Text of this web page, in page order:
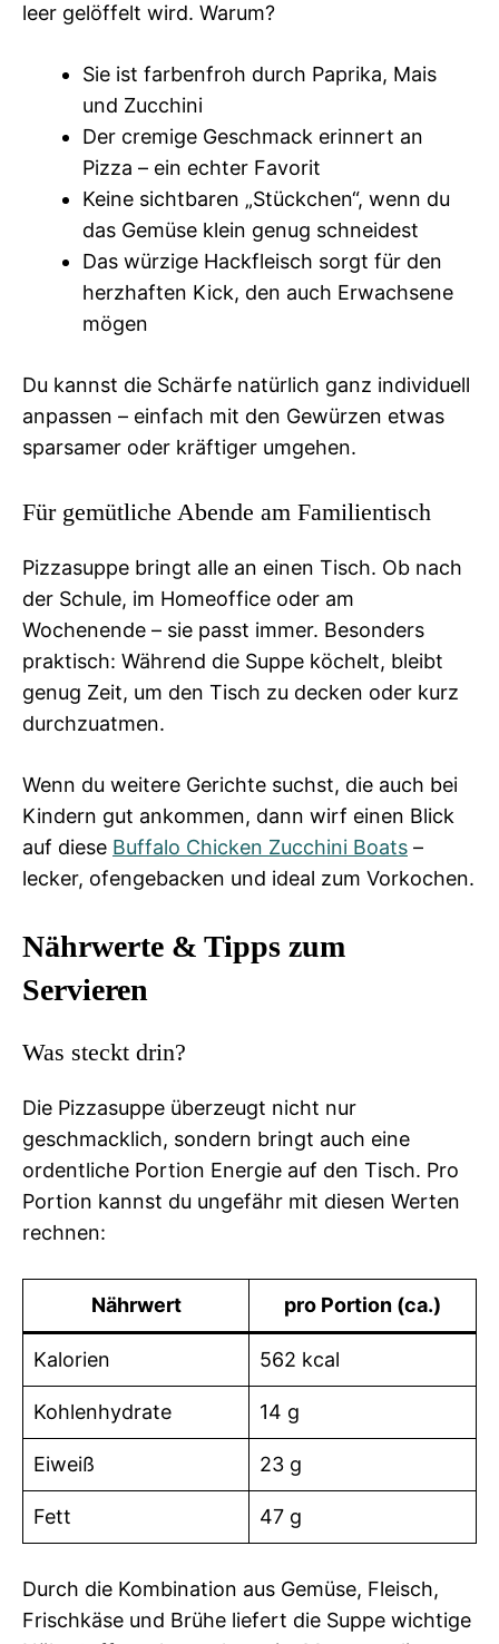
leer gelöffelt wird. Warum?
Sie ist farbenfroh durch Paprika, Mais
und Zucchini
Der cremige Geschmack erinnert an
Pizza – ein echter Favorit
Keine sichtbaren „Stückchen“, wenn du
das Gemüse klein genug schneidest
Das würzige Hackfleisch sorgt für den
herzhaften Kick, den auch Erwachsene
mögen
Du kannst die Schärfe natürlich ganz individuell
anpassen – einfach mit den Gewürzen etwas
sparsamer oder kräftiger umgehen.
Für gemütliche Abende am Familientisch
Pizzasuppe bringt alle an einen Tisch. Ob nach
der Schule, im Homeoffice oder am
Wochenende – sie passt immer. Besonders
praktisch: Während die Suppe köchelt, bleibt
genug Zeit, um den Tisch zu decken oder kurz
durchzuatmen.
Wenn du weitere Gerichte suchst, die auch bei
Kindern gut ankommen, dann wirf einen Blick
auf diese Buffalo Chicken Zucchini Boats –
lecker, ofengebacken und ideal zum Vorkochen.
Nährwerte & Tipps zum
Servieren
Was steckt drin?
Die Pizzasuppe überzeugt nicht nur
geschmacklich, sondern bringt auch eine
ordentliche Portion Energie auf den Tisch. Pro
Portion kannst du ungefähr mit diesen Werten
rechnen:
Nährwert pro Portion (ca.)
Kalorien 562 kcal
Kohlenhydrate 14 g
Eiweiß 23 g
Fett 47 g
Durch die Kombination aus Gemüse, Fleisch,
Frischkäse und Brühe liefert die Suppe wichtige